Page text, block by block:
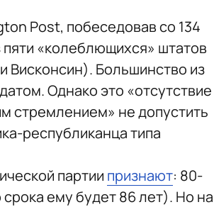
Post, побеседовав со 134
«колеблющихся» штатов
Висконсин). Большинство из
Однако это «отсутствие
стремлением» не допустить
республиканца типа
партии признают: 80-
ему будет 86 лет). Но на